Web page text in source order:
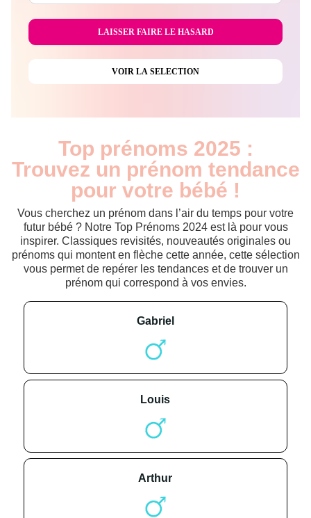
Top prénoms 2025 :
Trouvez un prénom tendance
pour votre bébé !
Vous cherchez un prénom dans l’air du temps pour votre
futur bébé ? Notre Top Prénoms 2024 est là pour vous
inspirer. Classiques revisités, nouveautés originales ou
prénoms qui montent en flèche cette année, cette sélection
vous permet de repérer les tendances et de trouver un
prénom qui correspond à vos envies.
gabriel
louis
arthur